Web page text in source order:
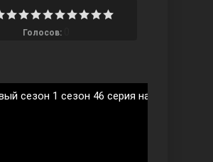
Голосов:
сезон 1 сезон 46 серия на русском